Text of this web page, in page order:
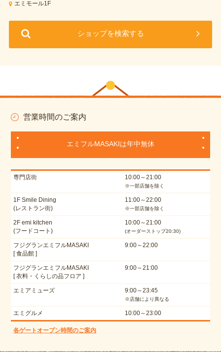
エミモール1F
ショップを検索する
営業時間のご案内
エミフルMASAKIは年中無休
専門店街 10:00～21:00
※一部店舗を除く
1F Smile Dining
(レストラン街)
11:00～22:00
※一部店舗を除く
2F emi kitchen
(フードコート)
10:00～21:00
(オーダーストップ20:30)
フジグランエミフルMASAKI
[ 食品館 ]
9:00～22:00
フジグランエミフルMASAKI
[ 衣料・くらしの品フロア ]
9:00～21:00
エミアミューズ 9:00～23:45
※店舗により異なる
エミグルメ 10:00～23:00
各ゲートオープン時間のご案内